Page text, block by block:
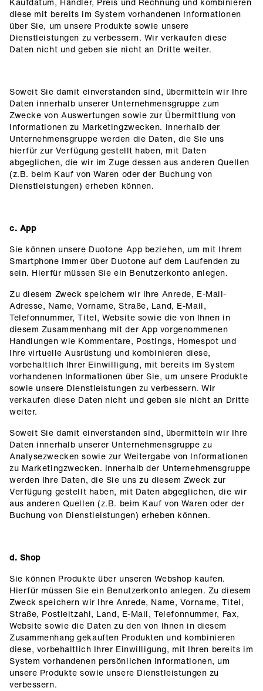
diese mit bereits im System vorhandenen Informationen
über Sie, um unsere Produkte sowie unsere
Dienstleistungen zu verbessern. Wir verkaufen diese
Daten nicht und geben sie nicht an Dritte weiter.
Soweit Sie damit einverstanden sind, übermitteln wir Ihre
Daten innerhalb unserer Unternehmensgruppe zum
Zwecke von Auswertungen sowie zur Übermittlung von
Informationen zu Marketingzwecken. Innerhalb der
Unternehmensgruppe werden die Daten, die Sie uns
hierfür zur Verfügung gestellt haben, mit Daten
abgeglichen, die wir im Zuge dessen aus anderen Quellen
(z.B. beim Kauf von Waren oder der Buchung von
Dienstleistungen) erheben können.
c. App
Sie können unsere Duotone App beziehen, um mit Ihrem
Smartphone immer über Duotone auf dem Laufenden zu
sein. Hierfür müssen Sie ein Benutzerkonto anlegen.
Zu diesem Zweck speichern wir Ihre Anrede, E-Mail-
Adresse, Name, Vorname, Straße, Land, E-Mail,
Telefonnummer, Titel, Website sowie die von Ihnen in
diesem Zusammenhang mit der App vorgenommenen
Handlungen wie Kommentare, Postings, Homespot und
Ihre virtuelle Ausrüstung und kombinieren diese,
vorbehaltlich Ihrer Einwilligung, mit bereits im System
vorhandenen Informationen über Sie, um unsere Produkte
sowie unsere Dienstleistungen zu verbessern. Wir
verkaufen diese Daten nicht und geben sie nicht an Dritte
weiter.
Soweit Sie damit einverstanden sind, übermitteln wir Ihre
Daten innerhalb unserer Unternehmensgruppe zu
Analysezwecken sowie zur Weitergabe von Informationen
zu Marketingzwecken. Innerhalb der Unternehmensgruppe
werden Ihre Daten, die Sie uns zu diesem Zweck zur
Verfügung gestellt haben, mit Daten abgeglichen, die wir
aus anderen Quellen (z.B. beim Kauf von Waren oder der
Buchung von Dienstleistungen) erheben können.
d. Shop
Sie können Produkte über unseren Webshop kaufen.
Hierfür müssen Sie ein Benutzerkonto anlegen. Zu diesem
Zweck speichern wir Ihre Anrede, Name, Vorname, Titel,
Straße, Postleitzahl, Land, E-Mail, Telefonnummer, Fax,
Website sowie die Daten zu den von Ihnen in diesem
Zusammenhang gekauften Produkten und kombinieren
diese, vorbehaltlich Ihrer Einwilligung, mit Ihren bereits im
System vorhandenen persönlichen Informationen, um
unsere Produkte sowie unsere Dienstleistungen zu
verbessern.